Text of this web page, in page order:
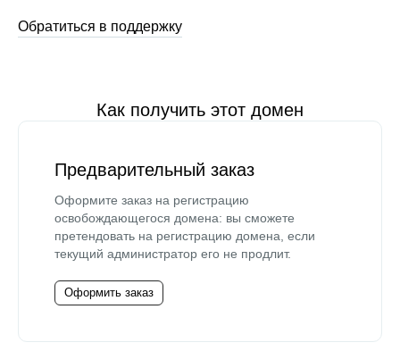
Обратиться в поддержку
Как получить этот домен
Предварительный заказ
Оформите заказ на регистрацию
освобождающегося домена: вы сможете
претендовать на регистрацию домена, если
текущий администратор его не продлит.
Оформить заказ